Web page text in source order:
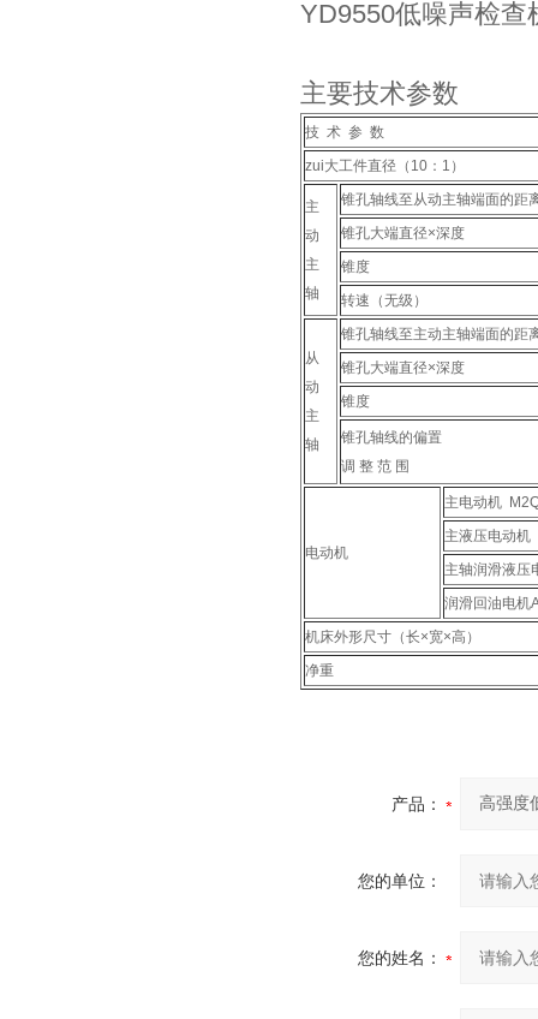
YD9550低噪声检
主要技术参数
技 术 参 数
zui大工件直径（10：1）
主
动
主
轴
锥孔轴线至从动主轴端面的距
锥孔大端直径×深度
锥度
转速（无级）
从
动
主
轴
锥孔轴线至主动主轴端面的距
锥孔大端直径×深度
锥度
锥孔轴线的偏置
调 整 范 围
电动机
主电动机
主液压电动机
主轴润滑液压
润滑回油电机
机床外形尺寸（长×宽×高）
净重
产品：
您的单位：
您的姓名：